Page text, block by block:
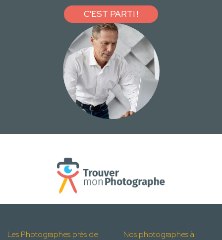
C'EST PARTI !
Les Photographes près de
Nos photographes à